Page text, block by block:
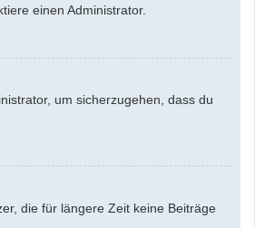
einen Administrator.
um sicherzugehen, dass du
die für längere Zeit keine Beiträge